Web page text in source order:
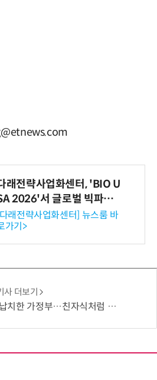
래전략사업화센터, 'BIO U
2026'서 글로벌 빅파마
의 비즈니스 미팅 지원…K
이오 해외 진출 교두보 확
래전략사업화센터] 뉴스룸 바
가기>
사 더보기
정부…친자식처럼 키워서? '징역 3년' 논란